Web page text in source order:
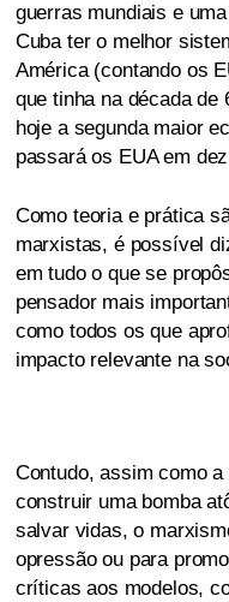
guerras mundiais e
Cuba ter o melhor
América (contando os
que tinha na década
hoje a segunda maior
passará os EUA em
Como teoria e prática
marxistas, é possível
em tudo o que se
pensador mais
como todos os que
impacto relevante na
Contudo, assim como
construir uma bomba
salvar vidas, o
opressão ou para
críticas aos modelos,